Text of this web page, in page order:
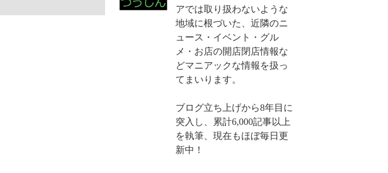
アでは取り扱わないような
地域に根づいた、近隣のニ
ュース・イベント・グル
メ・お店の開店閉店情報な
どマニアックな情報を扱っ
てまいります。
ブログ立ち上げから8年目に
突入し、累計6,000記事以上
を執筆、現在もほぼ毎日更
新中！